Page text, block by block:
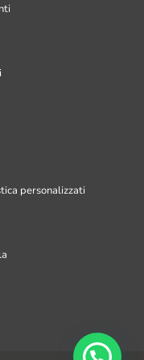
personalizzati